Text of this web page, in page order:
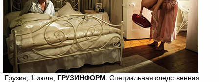
Грузия, 1 июля, ГРУЗИНФОРМ . Специальная следственная